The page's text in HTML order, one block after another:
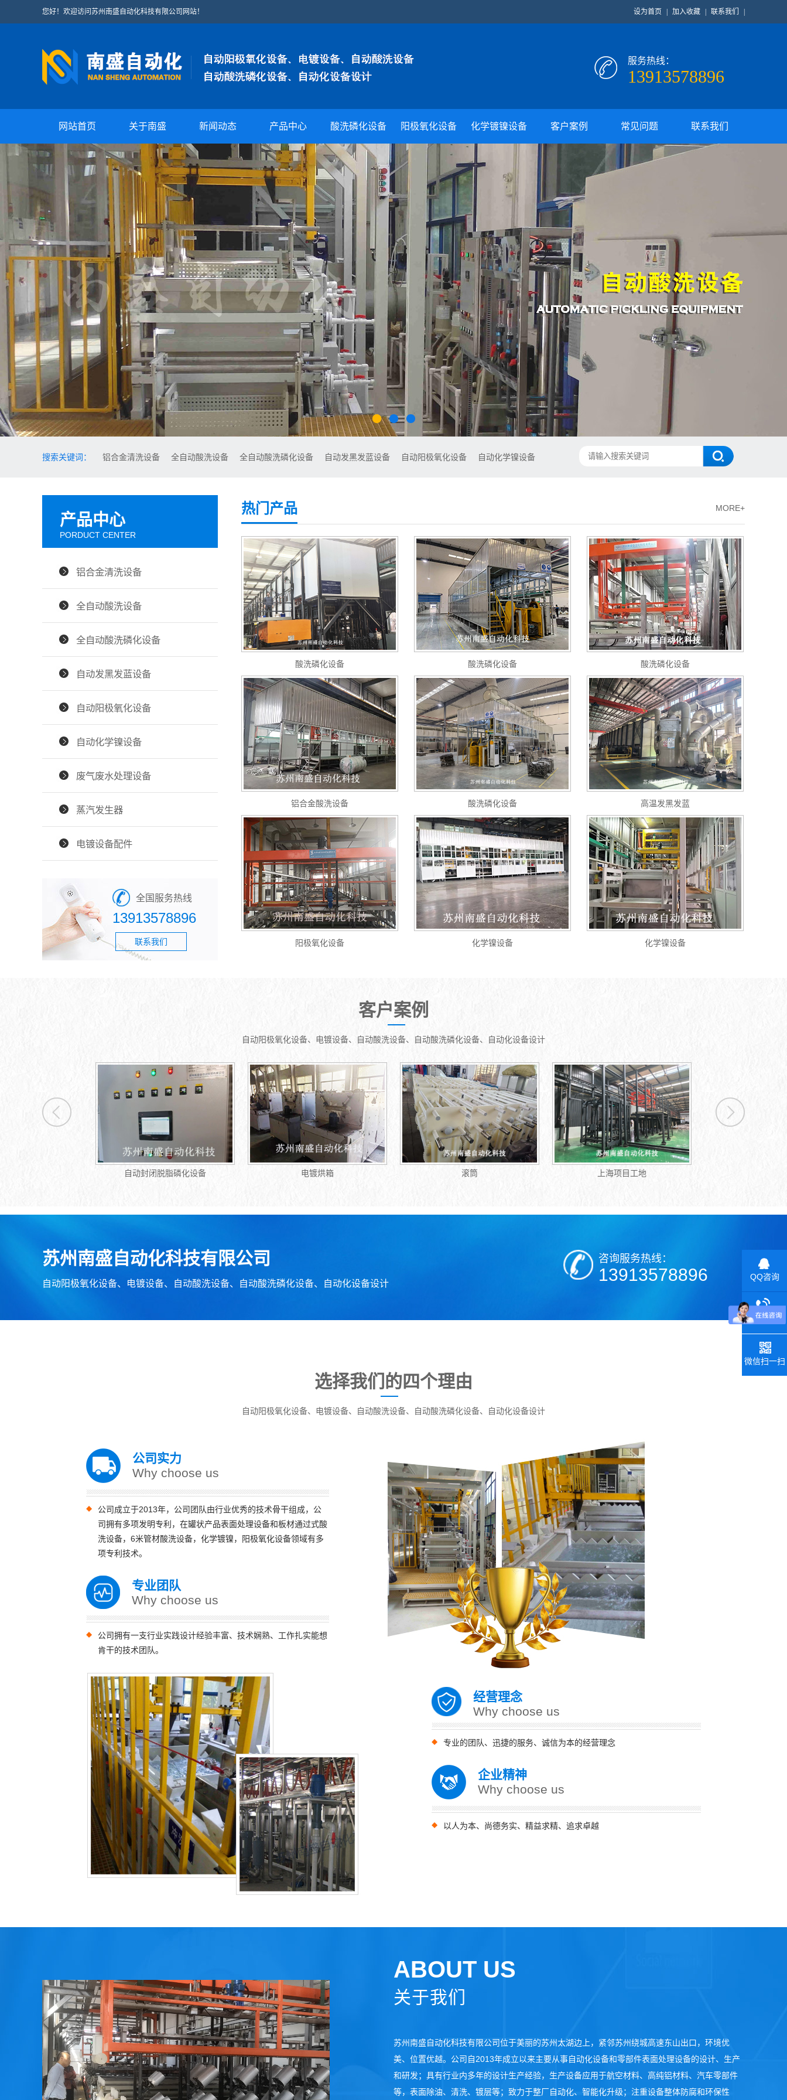
您好！欢迎访问苏州南盛自动化科技有限公司网站！ 设为首页 加入收藏 联系我们
服务热线：
13913578896
网站首页 关于南盛 新闻动态 产品中心 酸洗磷化设备 阳极氧化设备 化学镀镍设备 客户案例 常见问题 联系我们
搜索关键词： 铝合金清洗设备 全自动酸洗设备 全自动酸洗磷化设备 自动发黑发蓝设备 自动阳极氧化设备 自动化学镍设备
产品中心
PORDUCT CENTER
铝合金清洗设备
全自动酸洗设备
全自动酸洗磷化设备
自动发黑发蓝设备
自动阳极氧化设备
自动化学镍设备
废气废水处理设备
蒸汽发生器
电镀设备配件
全国服务热线
13913578896
联系我们
热门产品 MORE+
酸洗磷化设备 酸洗磷化设备 酸洗磷化设备
铝合金酸洗设备 酸洗磷化设备 高温发黑发蓝
阳极氧化设备 化学镍设备 化学镍设备
客户案例
自动阳极氧化设备、电镀设备、自动酸洗设备、自动酸洗磷化设备、自动化设备设计
电镀烘箱 滚筒 上海项目工地 通辽项目工地
苏州南盛自动化科技有限公司
自动阳极氧化设备、电镀设备、自动酸洗设备、自动酸洗磷化设备、自动化设备设计
咨询服务热线：
13913578896
选择我们的四个理由
自动阳极氧化设备、电镀设备、自动酸洗设备、自动酸洗磷化设备、自动化设备设计
公司实力
Why choose us
公司成立于2013年，公司团队由行业优秀的技术骨干组成，公
司拥有多项发明专利，在罐状产品表面处理设备和板材通过式酸
洗设备，6米管材酸洗设备，化学镀镍，阳极氧化设备领域有多
项专利技术。
专业团队
Why choose us
公司拥有一支行业实践设计经验丰富、技术娴熟、工作扎实能想
肯干的技术团队。
经营理念
Why choose us
专业的团队、迅捷的服务、诚信为本的经营理念
企业精神
Why choose us
以人为本、尚德务实、精益求精、追求卓越
ABOUT US
关于我们
苏州南盛自动化科技有限公司位于美丽的苏州太湖边上，紧邻苏州绕城高速东山出口，环境优
美、位置优越。公司自2013年成立以来主要从事自动化设备和零部件表面处理设备的设计、生产
和研发；具有行业内多年的设计生产经验，生产设备应用于航空材料、高纯铝材料、汽车零部件
等，表面除油、清洗、镀层等；致力于整厂自动化、智能化升级；注重设备整体防腐和环保性
QQ咨询
联系电话
微信扫一扫